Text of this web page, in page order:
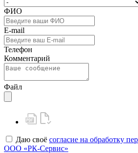
ФИО
E-mail
Телефон
Комментарий
Файл
Даю своё согласие на обработку
ООО «РК-Сервис»